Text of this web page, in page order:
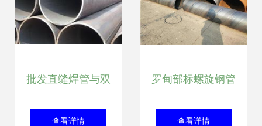
批发直缝焊管与双
面埋弧焊厚壁钢管
查看详情
罗甸部标螺旋钢管
高品质管道材料，
查看详情